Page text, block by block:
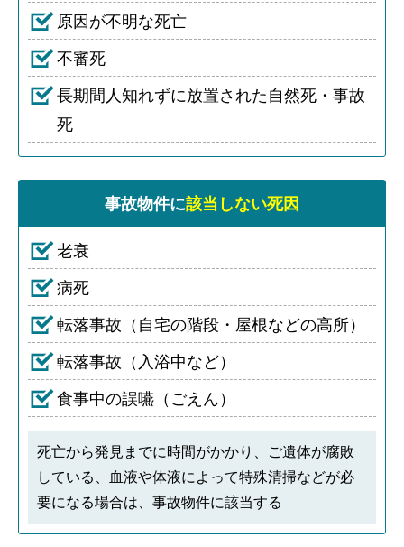
原因が不明な死亡
不審死
長期間人知れずに放置された自然死・事故
死
事故物件に該当しない死因
老衰
病死
転落事故（自宅の階段・屋根などの高所）
転落事故（入浴中など）
食事中の誤嚥（ごえん）
死亡から発見までに時間がかかり、ご遺体が腐敗
している、血液や体液によって特殊清掃などが必
要になる場合は、事故物件に該当する